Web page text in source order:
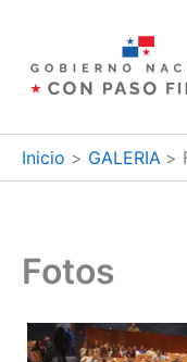
contenido
Inicio GALERIA
Fotos